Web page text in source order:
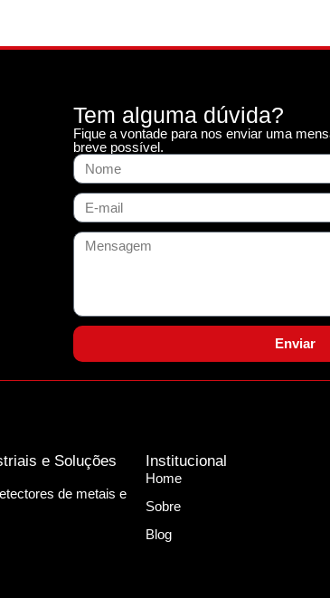
Tem alguma dúvida?
Fique a vontade para nos enviar uma
breve possível.
Enviar
e Soluções
de metais e
Institucional
Home
Sobre
Blog